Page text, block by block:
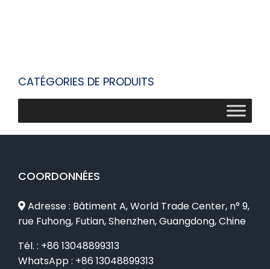
CATÉGORIES DE PRODUITS
COORDONNÉES
Adresse : Bâtiment A, World Trade Center, n° 9,
rue Fuhong, Futian, Shenzhen, Guangdong, Chine
Tél. : +86 13048899313
WhatsApp : +86 13048899313